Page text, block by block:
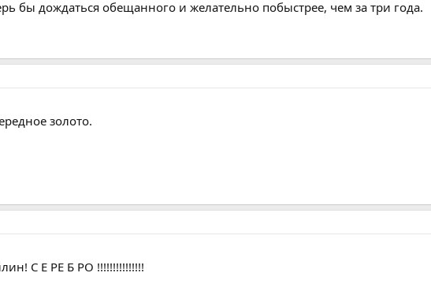
бы дождаться обещанного и желательно побыстрее, чем за три года.
золото.
С Е РЕ Б РО !!!!!!!!!!!!!!!